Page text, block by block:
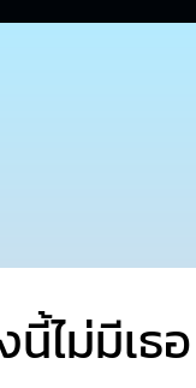
ไม่มีเธอ